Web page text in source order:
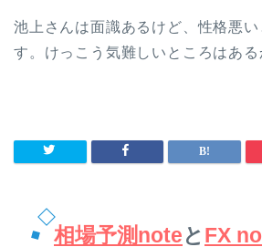
池上さんは面識あるけど、性格悪
す。けっこう気難しいところはある
相場予測noteとFX